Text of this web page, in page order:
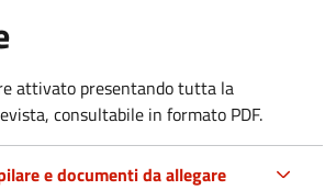
attivato presentando tutta la
consultabile in formato PDF.
e documenti da allegare